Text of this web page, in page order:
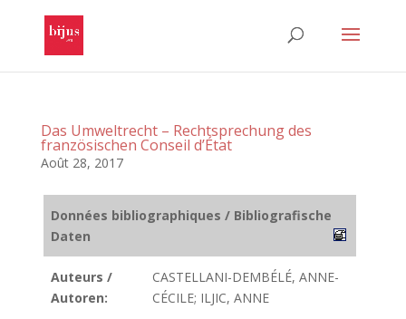
Das Umweltrecht – Rechtsprechung des
französischen Conseil d’État
Août 28, 2017
Données bibliographiques / Bibliografische
Daten
Auteurs /
Autoren:
CASTELLANI-DEMBÉLÉ, ANNE-
CÉCILE; ILJIC, ANNE